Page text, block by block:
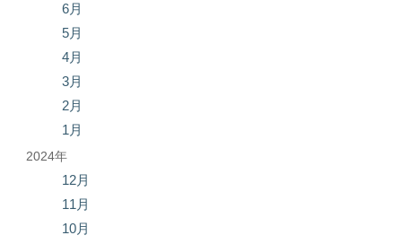
6月
5月
4月
3月
2月
1月
2024年
12月
11月
10月